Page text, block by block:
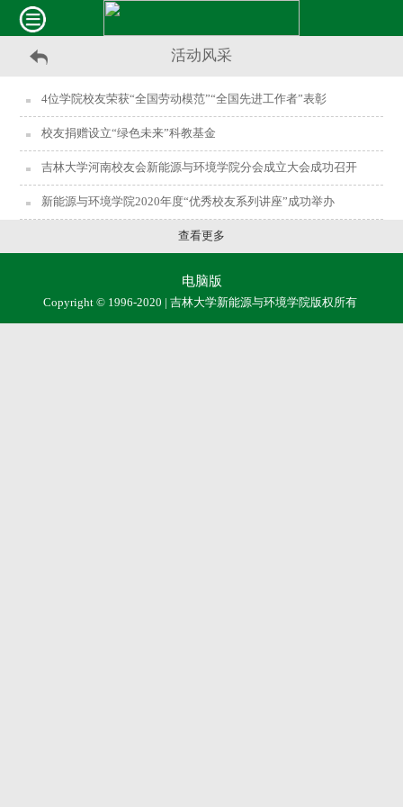
活动风采
4位学院校友荣获“全国劳动模范”“全国先进工作者”表彰
校友捐赠设立“绿色未来”科教基金
吉林大学河南校友会新能源与环境学院分会成立大会成功召开
新能源与环境学院2020年度“优秀校友系列讲座”成功举办
查看更多
电脑版
Copyright © 1996-2020 | 吉林大学新能源与环境学院版权所有